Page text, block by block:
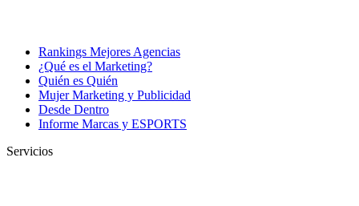
Rankings Mejores Agencias
¿Qué es el Marketing?
Quién es Quién
Mujer Marketing y Publicidad
Desde Dentro
Informe Marcas y ESPORTS
Servicios